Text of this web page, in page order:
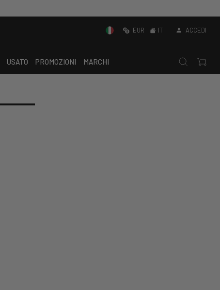
EUR IT ACCEDI
USATO PROMOZIONI MARCHI